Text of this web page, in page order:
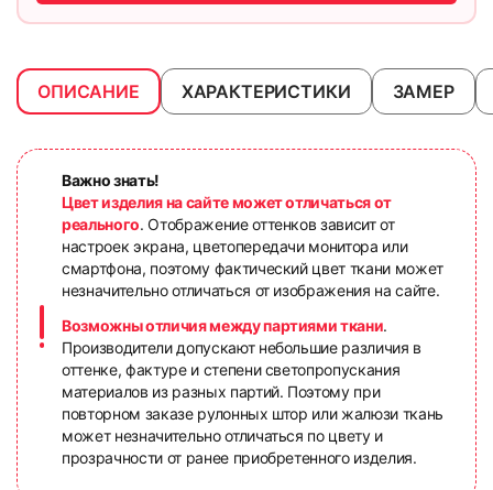
ОПИСАНИЕ ХАРАКТЕРИСТИКИ ЗАМЕР
Важно знать!
Цвет изделия на сайте может отличаться от
реального. Отображение оттенков зависит от
настроек экрана, цветопередачи монитора или
смартфона, поэтому фактический цвет ткани может
незначительно отличаться от изображения на сайте.
Возможны отличия между партиями ткани.
Производители допускают небольшие различия в
оттенке, фактуре и степени светопропускания
материалов из разных партий. Поэтому при
повторном заказе рулонных штор или жалюзи ткань
может незначительно отличаться по цвету и
прозрачности от ранее приобретенного изделия.